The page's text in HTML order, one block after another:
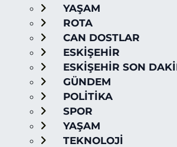
YAŞAM
ROTA
CAN DOSTLAR
ESKİŞEHİR
ESKİŞEHİR SON
GÜNDEM
POLİTİKA
SPOR
YAŞAM
TEKNOLOJİ